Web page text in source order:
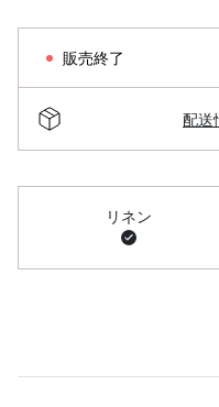
販売終了
配送
リネン